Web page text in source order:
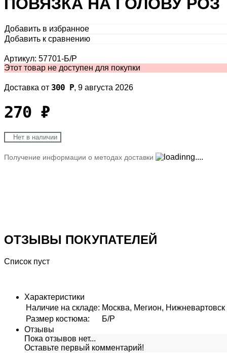
Добавить в избранное
Добавить к сравнению
Артикул: 57701-Б/Р
Этот товар не доступен для покупки
Доставка от 300 Р, 9 августа 2026
270 ₽
Нет в наличии
Получение информации о методах доставки
ОТЗЫВЫ ПОКУПАТЕЛЕЙ
Список пуст
Характеристики
Наличие на складе: Москва, Мегион, Нижневартовск
Размер костюма:
Б/Р
Отзывы
Пока отзывов нет...
Оставьте первый комментарий!